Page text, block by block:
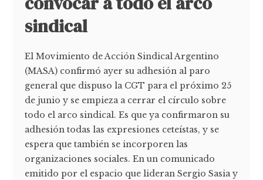
sindical
El Movimiento de Acción Sindical Argentino
(MASA) confirmó ayer su adhesión al paro
general que dispuso la CGT para el próximo 25
de junio y se empieza a cerrar el círculo sobre
todo el arco sindical. Es que ya confirmaron su
adhesión todas las expresiones ceteístas, y se
espera que también se incorporen las
organizaciones sociales. En un comunicado
emitido por el espacio que lideran Sergio Sasia y